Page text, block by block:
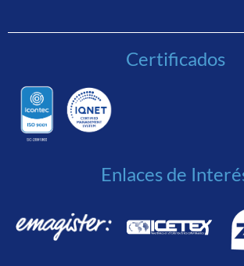
Certificados
Enlaces de